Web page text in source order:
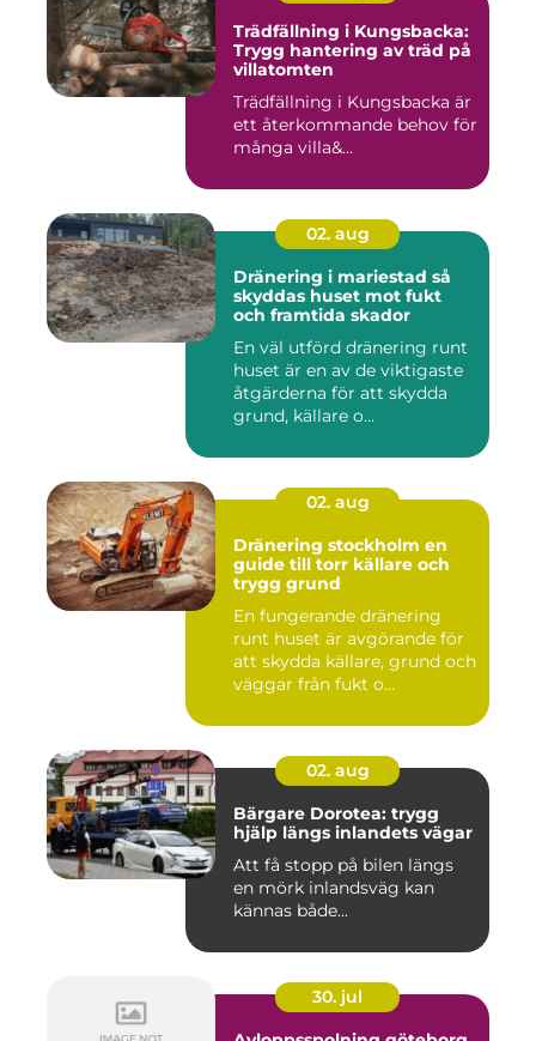
Trädfällning i Kungsbacka:
Trygg hantering av träd på
villatomten
Trädfällning i Kungsbacka är
ett återkommande behov för
många villa&...
02. aug
Dränering i mariestad så
skyddas huset mot fukt
och framtida skador
En väl utförd dränering runt
huset är en av de viktigaste
åtgärderna för att skydda
grund, källare o...
02. aug
Dränering stockholm en
guide till torr källare och
trygg grund
En fungerande dränering
runt huset är avgörande för
att skydda källare, grund och
väggar från fukt o...
02. aug
Bärgare Dorotea: trygg
hjälp längs inlandets vägar
Att få stopp på bilen längs
en mörk inlandsväg kan
kännas både...
30. jul